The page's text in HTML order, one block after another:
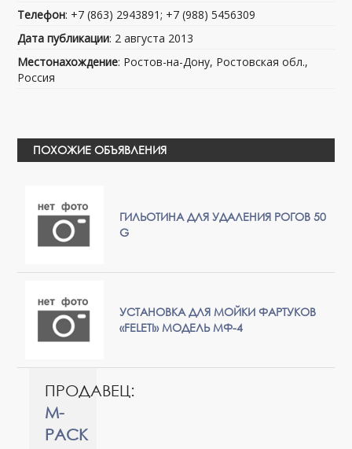
Телефон: +7 (863) 2943891; +7 (988) 5456309
Дата публикации: 2 августа 2013
Местонахождение: Ростов-на-Дону, Ростовская обл.,
Россия
ПОХОЖИЕ ОБЪЯВЛЕНИЯ
ГИЛЬОТИНА ДЛЯ УДАЛЕНИЯ РОГОВ 50
G
УСТАНОВКА ДЛЯ МОЙКИ ФАРТУКОВ
«FELETI» МОДЕЛЬ МФ-4
ПРОДАВЕЦ:
M-
PACK